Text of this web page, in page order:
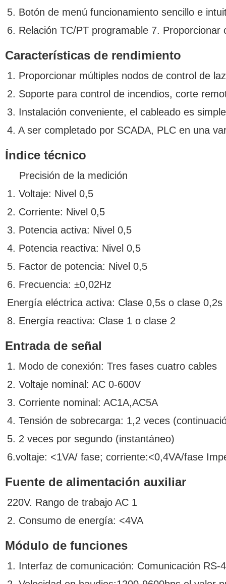
5. Botón de menú funcionamiento sencillo e
6. Relación TC/PT programable 7.
Características de rendimiento
1. Proporcionar múltiples nodos de control de
2. Soporte para control de incendios, corte
3. Instalación conveniente, el cableado es simple
4. A ser completado por SCADA, PLC en una
Índice técnico
Precisión de la medición
1. Voltaje: Nivel 0,5
2. Corriente: Nivel 0,5
3. Potencia activa: Nivel 0,5
4. Potencia reactiva: Nivel 0,5
5. Factor de potencia: Nivel 0,5
6. Frecuencia: ±0,02Hz
Energía eléctrica activa: Clase 0,5s o clase 0,2s
8. Energía reactiva: Clase 1 o clase 2
Entrada de señal
1. Modo de conexión: Tres fases cuatro cables
2. Voltaje nominal: AC 0-600V
3. Corriente nominal: AC1A,AC5A
4. Tensión de sobrecarga: 1,2 veces
5. 2 veces por segundo (instantáneo)
6.voltaje: <1VA/ fase; corriente:<0,4VA/fase
Fuente de alimentación auxiliar
220V. Rango de trabajo AC 1
2. Consumo de energía: <4VA
Módulo de funciones
1. Interfaz de comunicación: Comunicación